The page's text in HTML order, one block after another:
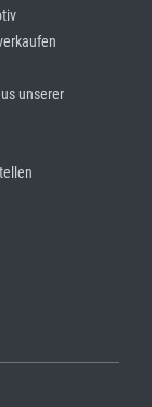
unserer